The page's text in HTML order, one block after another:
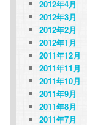
2012年4月
2012年3月
2012年2月
2012年1月
2011年12月
2011年11月
2011年10月
2011年9月
2011年8月
2011年7月